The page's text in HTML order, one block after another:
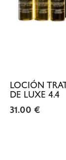
LOCIÓN
DE LUXE 4.4
31.00 €